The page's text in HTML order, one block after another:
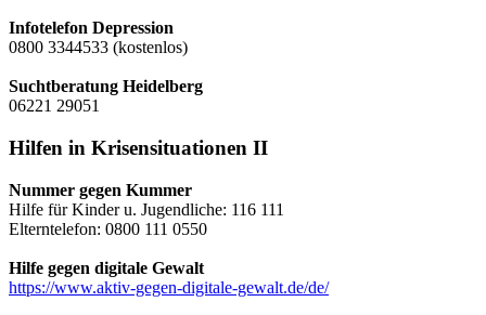
Infotelefon Depression
0800 3344533 (kostenlos)
Suchtberatung Heidelberg
06221 29051
Hilfen in Krisensituationen II
Nummer gegen Kummer
Hilfe für Kinder u. Jugendliche: 116 111
Elterntelefon: 0800 111 0550
Hilfe gegen digitale Gewalt
https://www.aktiv-gegen-digitale-gewalt.de/de/